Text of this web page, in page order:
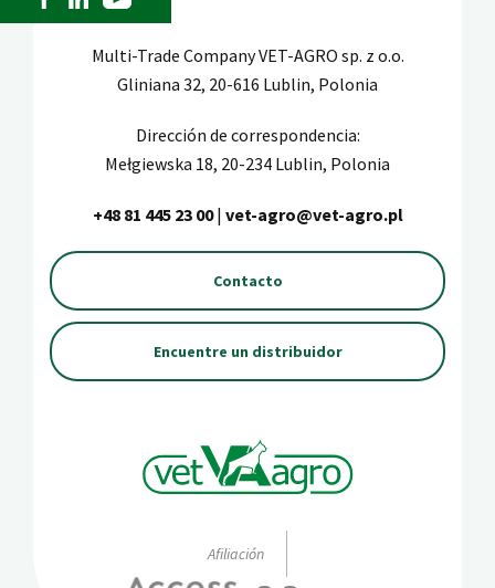
Multi-Trade Company VET-AGRO sp. z o.o.
Gliniana 32, 20-616 Lublin, Polonia
Dirección de correspondencia:
Mełgiewska 18, 20-234 Lublin, Polonia
+48 81 445 23 00| vet-agro@vet-agro.pl
Contacto
Encuentre un distribuidor
Afiliación